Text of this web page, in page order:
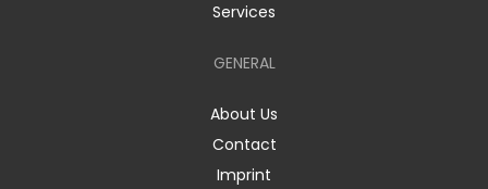
Services
GENERAL
About Us
Contact
Imprint